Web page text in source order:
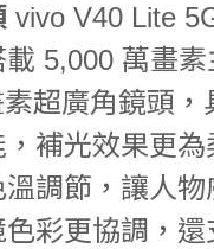
vivo V40 Lite
5,000 萬畫素
超廣角鏡頭，
，補光效果更
調節，讓人物
彩更協調，